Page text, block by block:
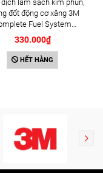
dịch làm sạch kim phun,
đốt động cơ xăng 3M
Fuel System
473ml (08813)
330.000₫
HẾT HÀNG